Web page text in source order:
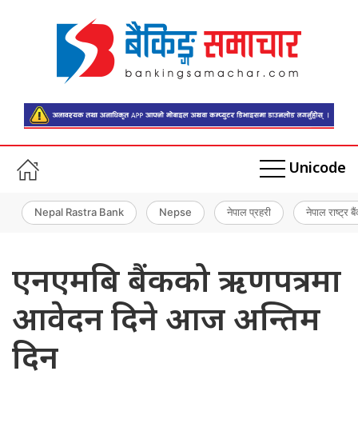
Unicode
Nepal Rastra Bank Nepse नेपाल प्रहरी नेपाल राष्ट्र
एनएमबि बैंकको ऋणपत्रमा
आवेदन दिने आज अन्तिम
दिन